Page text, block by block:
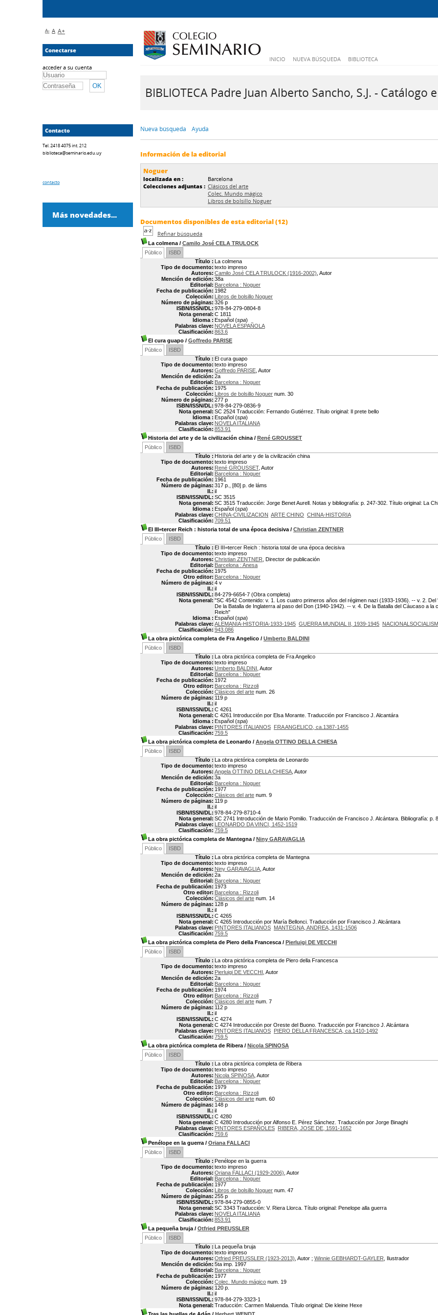
INICIO NUEVA BÚSQUEDA BIBLIOTECA
BIBLIOTECA Padre Juan Alberto Sancho, S.J. - Catálogo
Nueva búsqueda Ayuda
Información de la editorial
Noguer
localizada en :
Barcelona
Colecciones adjuntas : Clásicos del arte
Colec. Mundo mágico
Libros de bolsillo Noguer
Documentos disponibles de esta editorial (12)
Refinar búsqueda
La colmena / Camilo José CELA TRULOCK
Público
ISBD
Título : La colmena
Tipo de documento: texto impreso
Autores: Camilo José CELA TRULOCK (1916-2002) , Autor
Mención de edición: 38a
Editorial: Barcelona : Noguer
Fecha de publicación: 1982
Colección: Libros de bolsillo Noguer
Número de páginas: 326 p
ISBN/ISSN/DL: 978-84-279-0804-8
Nota general: C 1811
Idioma : Español (spa)
Palabras clave: NOVELA ESPAÑOLA
Clasificación: 863.6
El cura guapo / Goffredo PARISE
Público
ISBD
Título : El cura guapo
Tipo de documento: texto impreso
Autores: Goffredo PARISE , Autor
Mención de edición: 2a
Editorial: Barcelona : Noguer
Fecha de publicación: 1975
Colección: Libros de bolsillo Noguer num. 30
Número de páginas: 277 p
ISBN/ISSN/DL: 978-84-279-0836-9
Nota general: SC 2524 Traducción: Fernando Gutiérrez. Título original: Il prete bello
Idioma : Español (spa)
Palabras clave: NOVELA ITALIANA
Clasificación: 853.91
Historia del arte y de la civilización china / René GROUSSET
Público
ISBD
Título : Historia del arte y de la civilización china
Tipo de documento: texto impreso
Autores: René GROUSSET, Autor
Editorial: Barcelona : Noguer
Fecha de publicación: 1961
Número de páginas: 317 p., [80] p. de láms
Il.: il
ISBN/ISSN/DL: SC 3515
Nota general: SC 3515 Traducción: Jorge Benet Aurell. Notas y bibliografía: p. 247-302. Título original: La
Idioma : Español (spa)
Palabras clave: CHINA-CIVILIZACION ARTE CHINO CHINA-HISTORIA
Clasificación: 709.51
El III=tercer Reich : historia total de una época decisiva / Christian ZENTNER
Público
ISBD
Título : El III=tercer Reich : historia total de una época decisiva
Tipo de documento: texto impreso
Autores: Christian ZENTNER , Director de publicación
Editorial: Barcelona : Anesa
Fecha de publicación: 1975
Otro editor: Barcelona : Noguer
Número de páginas: 4 v
Il.: il
ISBN/ISSN/DL: 84-279-6654-7 (Obra completa)
Nota general: "SC 4542 Contenido: v. 1. Los cuatro primeros años del régimen nazi (1933-1936). -- v. 2.
De la Batalla de Inglaterra al paso del Don (1940-1942). -- v. 4. De la Batalla del Cáucaso a
Reich"
Idioma : Español (spa)
Palabras clave: ALEMANIA-HISTORIA-1933-1945 GUERRA MUNDIAL II, 1939-1945
Clasificación: 943.086
La obra pictórica completa de Fra Angelico / Umberto BALDINI
Público
ISBD
Título : La obra pictórica completa de Fra Angelico
Tipo de documento: texto impreso
Autores: Umberto BALDINI , Autor
Editorial: Barcelona : Noguer
Fecha de publicación: 1972
Otro editor: Barcelona : Rizzoli
Colección: Clásicos del arte num. 26
Número de páginas: 119 p
Il.: il
ISBN/ISSN/DL: C 4261
Nota general: C 4261 Introducción por Elsa Morante. Traducción por Francisco J. Alcantára
Idioma : Español (spa)
Palabras clave: PINTORES ITALIANOS FRA ANGELICO, ca.1387-1455
Clasificación: 759.5
La obra pictórica completa de Leonardo / Angela OTTINO DELLA CHIESA
Público
ISBD
Título : La obra pictórica completa de Leonardo
Tipo de documento: texto impreso
Autores: Angela OTTINO DELLA CHIESA , Autor
Mención de edición: 3a
Editorial: Barcelona : Noguer
Fecha de publicación: 1977
Colección: Clásicos del arte num. 9
Número de páginas: 119 p
Il.: il
ISBN/ISSN/DL: 978-84-279-8710-4
Nota general: SC 2741 Introducción de Mario Pomilio. Traducción de Francisco J. Alcántara. Bibliografía: p.
Palabras clave: LEONARDO DA VINCI, 1452-1519
Clasificación: 759.5
La obra pictórica completa de Mantegna / Niny GARAVAGLIA
Público
ISBD
Título : La obra pictórica completa de Mantegna
Tipo de documento: texto impreso
Autores: Niny GARAVAGLIA , Autor
Mención de edición: 2a
Editorial: Barcelona : Noguer
Fecha de publicación: 1973
Otro editor: Barcelona : Rizzoli
Colección: Clásicos del arte num. 14
Número de páginas: 128 p
Il.: il
ISBN/ISSN/DL: C 4265
Nota general: C 4265 Introducción por María Bellonci. Traducción por Francisco J. Alcántara
Palabras clave: PINTORES ITALIANOS MANTEGNA, ANDREA, 1431-1506
Clasificación: 759.5
La obra pictórica completa de Piero della Francesca / Pierluigi DE VECCHI
Público
ISBD
Título : La obra pictórica completa de Piero della Francesca
Tipo de documento: texto impreso
Autores: Pierluigi DE VECCHI , Autor
Mención de edición: 2a
Editorial: Barcelona : Noguer
Fecha de publicación: 1974
Otro editor: Barcelona : Rizzoli
Colección: Clásicos del arte num. 7
Número de páginas: 112 p
Il.: il
ISBN/ISSN/DL: C 4274
Nota general: C 4274 Introducción por Oreste del Buono. Traducción por Francisco J. Alcántara
Palabras clave: PINTORES ITALIANOS PIERO DELLA FRANCESCA, ca.1410-1492
Clasificación: 759.5
La obra pictórica completa de Ribera / Nicola SPINOSA
Público
ISBD
Título : La obra pictórica completa de Ribera
Tipo de documento: texto impreso
Autores: Nicola SPINOSA , Autor
Editorial: Barcelona : Noguer
Fecha de publicación: 1979
Otro editor: Barcelona : Rizzoli
Colección: Clásicos del arte num. 60
Número de páginas: 148 p
Il.: il
ISBN/ISSN/DL: C 4280
Nota general: C 4280 Introducción por Alfonso E. Pérez Sánchez. Traducción por Jorge Binaghi
Palabras clave: PINTORES ESPAÑOLES RIBERA, JOSE DE, 1591-1652
Clasificación: 759.6
Penélope en la guerra / Oriana FALLACI
Público
ISBD
Título : Penélope en la guerra
Tipo de documento: texto impreso
Autores: Oriana FALLACI (1929-2006) , Autor
Editorial: Barcelona : Noguer
Fecha de publicación: 1977
Colección: Libros de bolsillo Noguer num. 47
Número de páginas: 255 p
ISBN/ISSN/DL: 978-84-279-0855-0
Nota general: SC 3343 Traducción: V. Riera Llorca. Título original: Penelope alla guerra
Palabras clave: NOVELA ITALIANA
Clasificación: 853.91
La pequeña bruja / Otfried PREUSSLER
Público
ISBD
Título : La pequeña bruja
Tipo de documento: texto impreso
Autores: Otfried PREUSSLER (1923-2013) , Autor ; Winnie GEBHARDT-GAYLER , Ilustrador
Mención de edición: 5ta imp. 1997
Editorial: Barcelona : Noguer
Fecha de publicación: 1977
Colección: Colec. Mundo mágico num. 19
Número de páginas: 120 p.
Il.: il
ISBN/ISSN/DL: 978-84-279-3323-1
Nota general: Traducción: Carmen Maluenda. Título original: Die kleine Hexe
A- A A+
Conectarse
acceder a su cuenta
Contacto
Tel. 2418 4075 int. 212
biblioteca@seminario.edu.uy
contacto
Más novedades...